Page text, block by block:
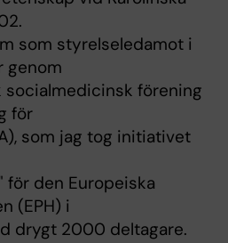
som styrelseledamot i
genom
socialmedicinsk förening
för
som jag tog initiativet
för den Europeiska
(EPH) i
drygt 2000 deltagare.